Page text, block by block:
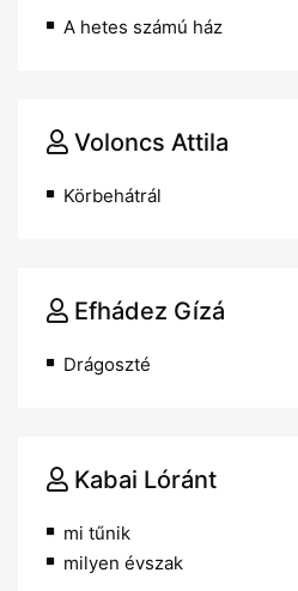
A hetes számú ház
Voloncs Attila
Körbehátrál
Efhádez Gízá
Drágoszté
Kabai Lóránt
mi tűnik
milyen évszak